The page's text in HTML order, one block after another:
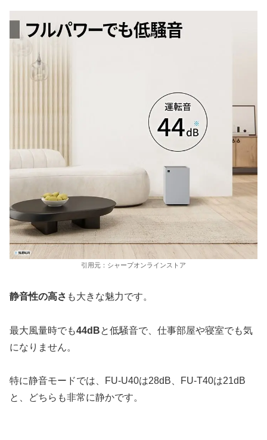
引用元：シャープオンラインストア
静音性の高さ も大きな魅力です。
最大風量時でも44dBと低騒音で、仕事部屋や寝室でも気
になりません。
特に静音モードでは、FU-U40は28dB、FU-T40は21dB
と、どちらも非常に静かです。